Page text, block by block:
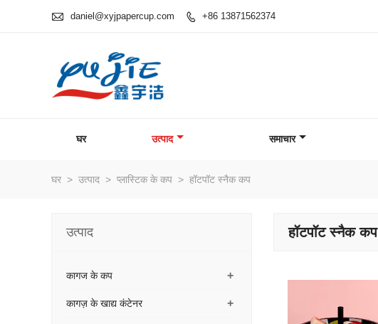
 daniel@xyjpapercup.com  +86 13871562374
घर उत्पाद समाचार
घर > उत्पाद > प्लास्टिक के कप > हॉटपॉट स्नैक कप
हॉटपॉट स्नैक कप
उत्पाद
+
कागज के कप
+
कागज़ के खाद्य कंटेनर